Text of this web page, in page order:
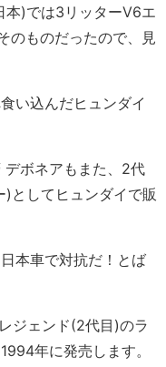
本)では3リッターV6エ
のものだったので、見
い込んだヒュンダイ
ボネアもまた、2代
としてヒュンダイで販
本車で対抗だ！とば
ジェンド(2代目)のラ
年に発売します。